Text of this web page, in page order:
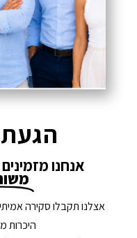
אנחנו
אצלנו תקבלו סקירה
היכרות